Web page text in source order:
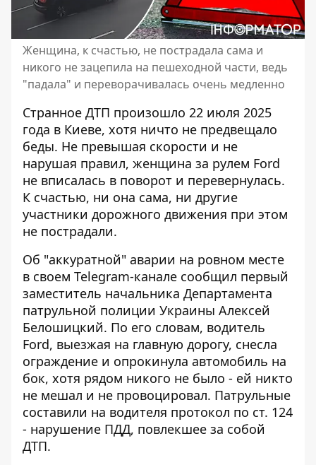
Женщина, к счастью, не пострадала сама и
никого не зацепила на пешеходной части, ведь
"падала" и переворачивалась очень медленно
Странное ДТП произошло 22 июля 2025
года в Киеве, хотя ничто не предвещало
беды. Не превышая скорости и не
нарушая правил, женщина за рулем Ford
не вписалась в поворот и перевернулась.
К счастью, ни она сама, ни другие
участники дорожного движения при этом
не пострадали.
Об "аккуратной" аварии на ровном месте
в своем Telegram-канале сообщил первый
заместитель начальника Департамента
патрульной полиции Украины Алексей
Белошицкий. По его словам, водитель
Ford, выезжая на главную дорогу, снесла
ограждение и опрокинула автомобиль на
бок, хотя рядом никого не было - ей никто
не мешал и не провоцировал. Патрульные
составили на водителя протокол по ст. 124
- нарушение ПДД, повлекшее за собой
ДТП.